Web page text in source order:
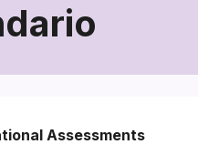
Assessments